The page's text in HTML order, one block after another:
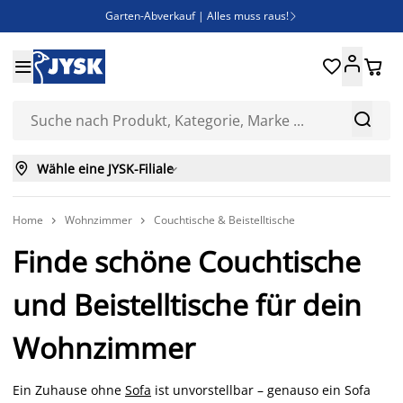
Garten-Abverkauf | Alles muss raus! 
Bist du Unternehmer? Entdecke JYSK-B2B
Esszimmerstuhl ADSLEV um nur 40€


 
 Wähle eine JYSK-Filiale
Home  Wohnzimmer  Couchtische & Beistelltische
Finde schöne Couchtische
und Beistelltische für dein
Wohnzimmer
Ein Zuhause ohne Sofa ist unvorstellbar – genauso ein Sofa